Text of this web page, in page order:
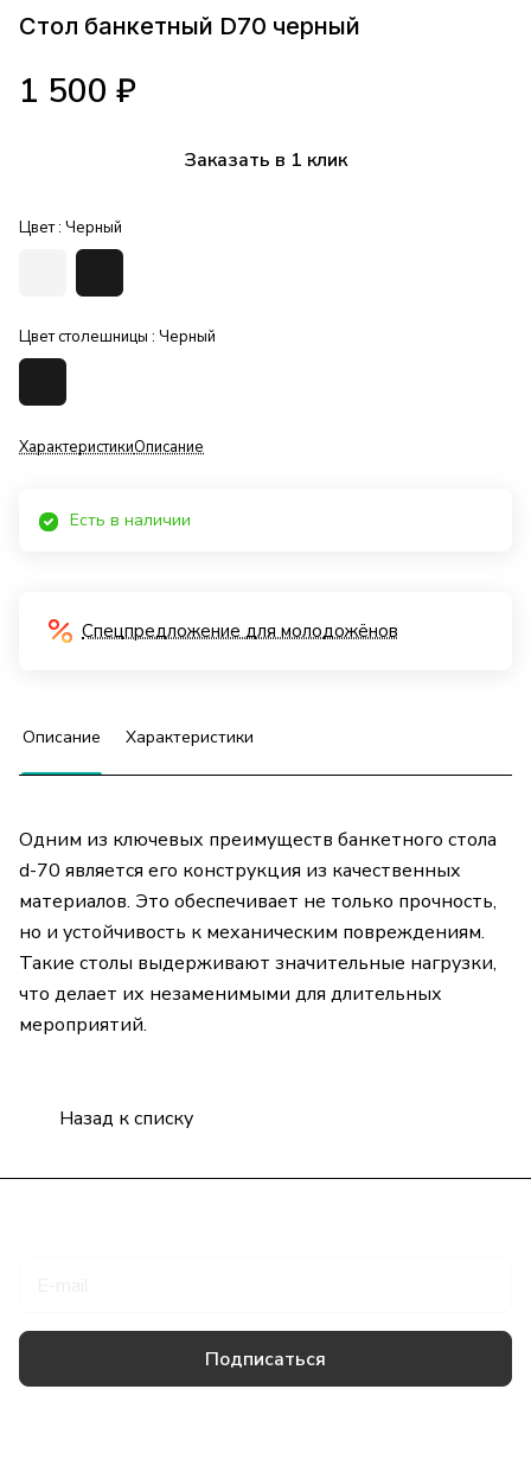
Стол банкетный D70 черный
1 500 ₽
Заказать в 1 клик
Цвет : Черный
Цвет столешницы : Черный
ХарактеристикиОписание
Есть в наличии
Спецпредложение для молодожёнов
Описание Характеристики
Одним из ключевых преимуществ банкетного стола
d-70 является его конструкция из качественных
материалов. Это обеспечивает не только прочность,
но и устойчивость к механическим повреждениям.
Такие столы выдерживают значительные нагрузки,
что делает их незаменимыми для длительных
мероприятий.
Назад к списку
Подписаться